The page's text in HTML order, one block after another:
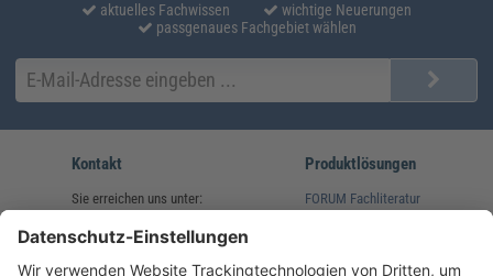
aktuelles Fachwissen
wichtige Neuerungen
passgenaues Fachgebiet wählen
Kontakt
Sie erreichen uns unter:
(08233) 38 11 23
service@forum-verlag.com
Produktlösungen
FORUM Fachliteratur